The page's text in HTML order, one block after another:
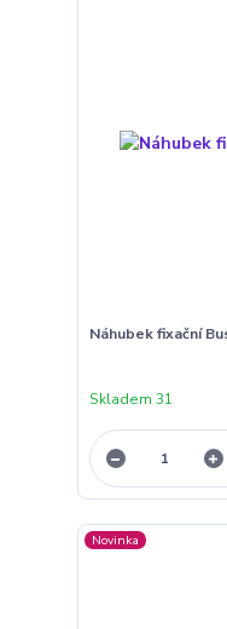
Náhubek fixační
Skladem 31
Novinka